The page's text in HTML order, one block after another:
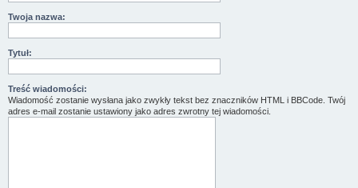
Twoja nazwa:
Tytuł:
Treść wiadomości:
Wiadomość zostanie wysłana jako zwykły tekst bez znaczników HTML i BBCode. Twój
adres e-mail zostanie ustawiony jako adres zwrotny tej wiadomości.